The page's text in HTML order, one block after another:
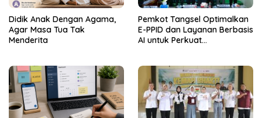
Didik Anak Dengan Agama,
Agar Masa Tua Tak
Menderita
Pemkot Tangsel Optimalkan
E-PPID dan Layanan Berbasis
AI untuk Perkuat